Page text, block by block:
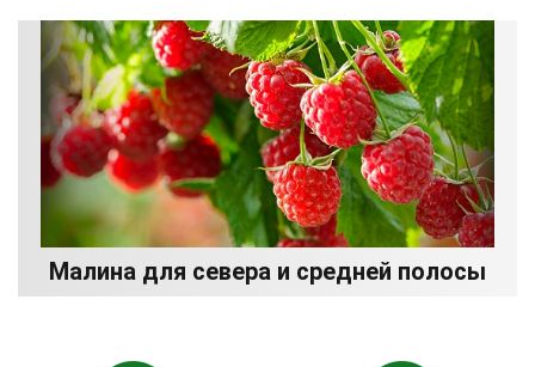
Малина для севера и средней полосы